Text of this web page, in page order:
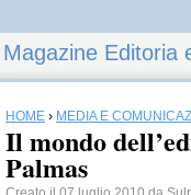
Magazine Editoria
HOME › MEDIA E
Il mondo
Palmas